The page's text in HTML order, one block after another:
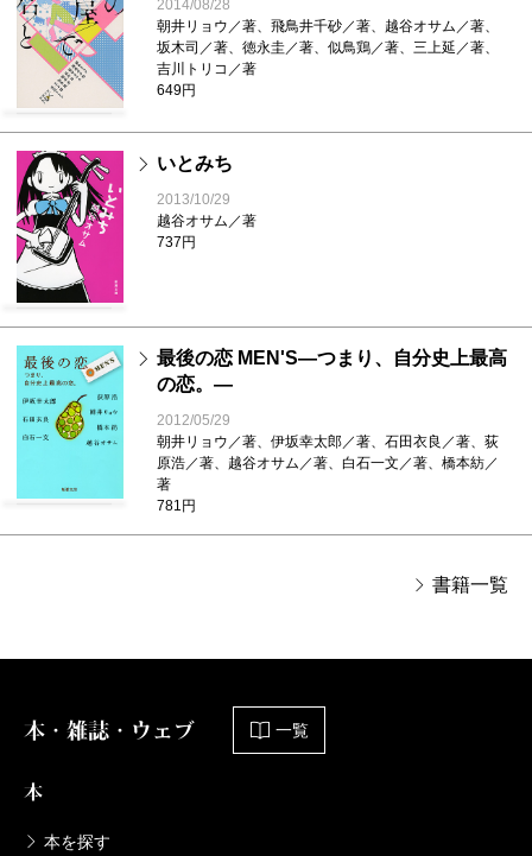
2014/08/28
朝井リョウ／著、飛鳥井千砂／著、越谷オサム／著、
坂木司／著、徳永圭／著、似鳥鶏／著、三上延／著、
吉川トリコ／著
649円
いとみち
2013/10/29
越谷オサム／著
737円
最後の恋 MEN'S―つまり、自分史上最高
の恋。―
2012/05/29
朝井リョウ／著、伊坂幸太郎／著、石田衣良／著、荻
原浩／著、越谷オサム／著、白石一文／著、橋本紡／
著
781円
書籍一覧
本・雑誌・ウェブ 一覧
本
本を探す